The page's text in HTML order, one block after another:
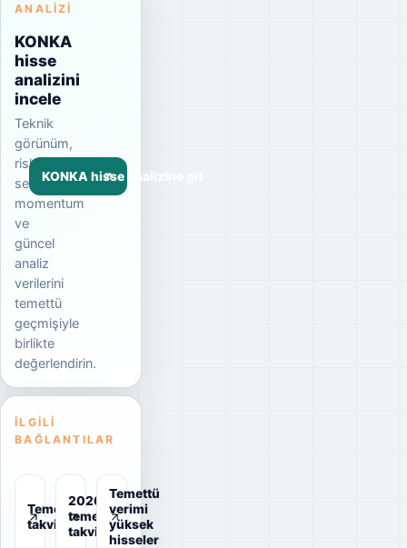
ANALIZI
KONKA
hisse
analizini
incele
Teknik
görünüm,
risk
seviyesi,
momentum
ve
güncel
analiz
verilerini
temettü
geçmişiyle
birlikte
değerlendirin.
KONKA hisse analizine git
İLGILI
BAĞLANTILAR
Temettü
takvimi
2026
temettü
takvimi
Temettü
verimi
yüksek
hisseler